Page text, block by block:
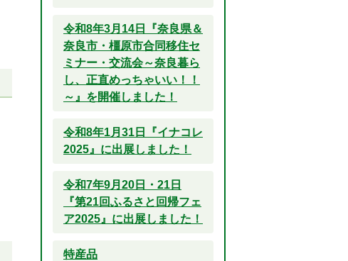
令和8年3月14日『奈良県＆
奈良市・橿原市合同移住セ
ミナー・交流会～奈良暮ら
し、正直めっちゃいい！！
～』を開催しました！
令和8年1月31日『イナコレ
2025』に出展しました！
令和7年9月20日・21日
『第21回ふるさと回帰フェ
ア2025』に出展しました！
特産品